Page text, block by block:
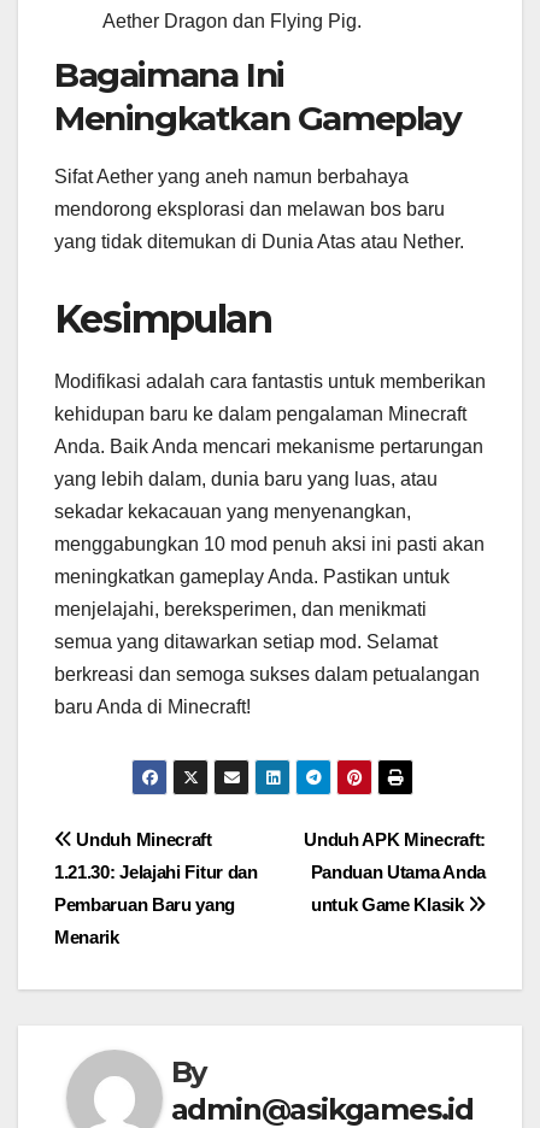
Aether Dragon dan Flying Pig.
Bagaimana Ini
Meningkatkan Gameplay
Sifat Aether yang aneh namun berbahaya
mendorong eksplorasi dan melawan bos baru
yang tidak ditemukan di Dunia Atas atau Nether.
Kesimpulan
Modifikasi adalah cara fantastis untuk memberikan
kehidupan baru ke dalam pengalaman Minecraft
Anda. Baik Anda mencari mekanisme pertarungan
yang lebih dalam, dunia baru yang luas, atau
sekadar kekacauan yang menyenangkan,
menggabungkan 10 mod penuh aksi ini pasti akan
meningkatkan gameplay Anda. Pastikan untuk
menjelajahi, bereksperimen, dan menikmati
semua yang ditawarkan setiap mod. Selamat
berkreasi dan semoga sukses dalam petualangan
baru Anda di Minecraft!
Post
navigation
Unduh APK Minecraft:
Panduan Utama Anda
untuk Game Klasik
Unduh Minecraft
1.21.30: Jelajahi Fitur dan
Pembaruan Baru yang
Menarik
By
admin@asikgames.id